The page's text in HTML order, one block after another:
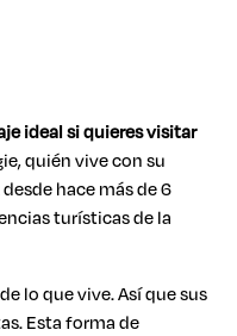
ideal si quieres visitar
quién vive con su
hace más de 6
turísticas de la
lo que vive. Así que sus
Esta forma de